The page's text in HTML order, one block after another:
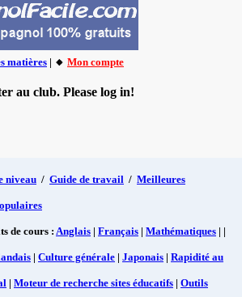
matières | 🔸 Mon compte
au club. Please log in!
niveau / Guide de travail / Meilleures
de cours : Anglais | Français | Mathématiques | |
| Culture générale | Japonais | Rapidité au
| Moteur de recherche sites éducatifs | Outils